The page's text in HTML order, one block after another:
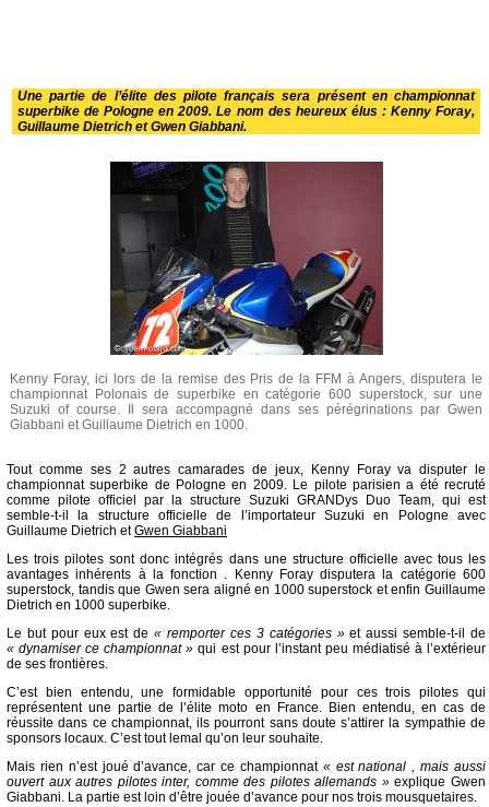
Une partie de l’élite des pilote français sera présent en championnat
superbike de Pologne en 2009. Le nom des heureux élus : Kenny Foray,
Guillaume Dietrich et Gwen Giabbani.
Kenny Foray, ici lors de la remise des Pris de la FFM à Angers, disputera le
championnat Polonais de superbike en catégorie 600 superstock, sur une
Suzuki of course. Il sera accompagné dans ses pérégrinations par Gwen
Giabbani et Guillaume Dietrich en 1000.
Tout comme ses 2 autres camarades de jeux, Kenny Foray va disputer le
championnat superbike de Pologne en 2009. Le pilote parisien a été recruté
comme pilote officiel par la structure Suzuki GRANDys Duo Team, qui est
semble-t-il la structure officielle de l’importateur Suzuki en Pologne avec
Guillaume Dietrich etGwen Giabbani
Les trois pilotes sont donc intégrés dans une structure officielle avec tous les
avantages inhérents à la fonction . Kenny Foray disputera la catégorie 600
superstock, tandis que Gwen sera aligné en 1000 superstock et enfin Guillaume
Dietrich en 1000 superbike.
Le but pour eux est de« remporter ces 3 catégories »et aussi semble-t-il de
« dynamiser ce championnat » qui est pour l’instant peu médiatisé à l’extérieur
de ses frontières.
C’est bien entendu, une formidable opportunité pour ces trois pilotes qui
représentent une partie de l’élite moto en France. Bien entendu, en cas de
réussite dans ce championnat, ils pourront sans doute s’attirer la sympathie de
sponsors locaux. C’est tout lemal qu’on leur souhaite.
Mais rien n’est joué d’avance, car ce championnat« est national , mais aussi
ouvert aux autres pilotes inter, comme des pilotes allemands »explique Gwen
Giabbani. La partie est loin d’être jouée d’avance pour nos trois mousquetaires.